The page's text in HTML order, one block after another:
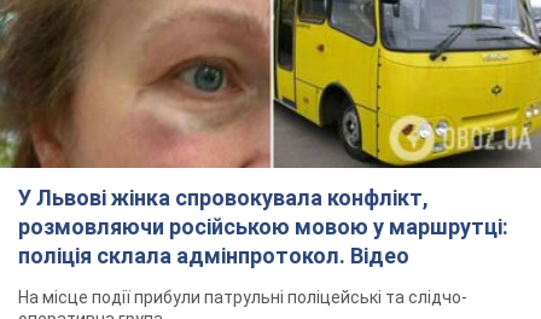
У Львові жінка спровокувала конфлікт,
розмовляючи російською мовою у маршрутці:
поліція склала адмінпротокол. Відео
На місце події прибули патрульні поліцейські та слідчо-